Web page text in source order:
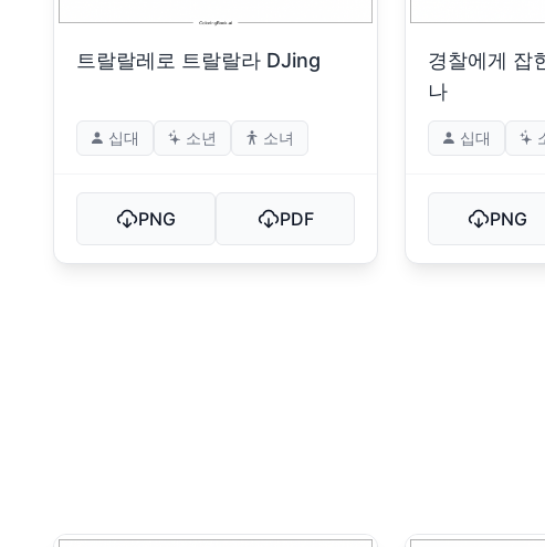
트랄랄레로 트랄랄라 DJing
십대 소년 소녀
PNG PDF
경찰에게 잡
나
십대
PNG